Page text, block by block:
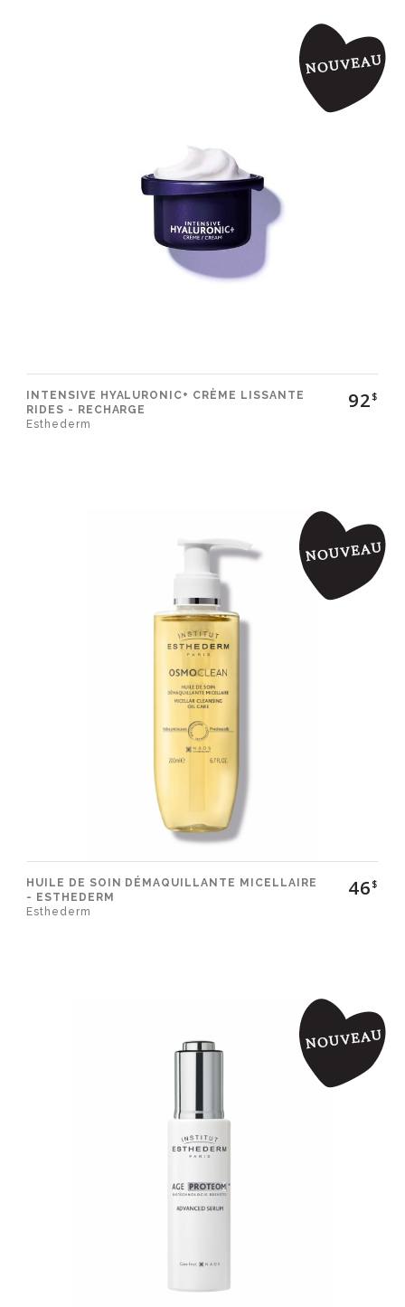
INTENSIVE HYALURONIC+ CRÈME LISSANTE
RIDES - RECHARGE
Esthederm
92$
HUILE DE SOIN DÉMAQUILLANTE MICELLAIRE
- ESTHEDERM
Esthederm
46$